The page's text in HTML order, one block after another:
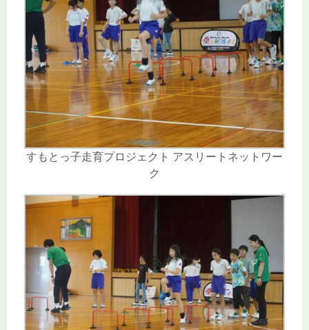
すもとっ子走育プロジェクト アスリートネットワー
ク